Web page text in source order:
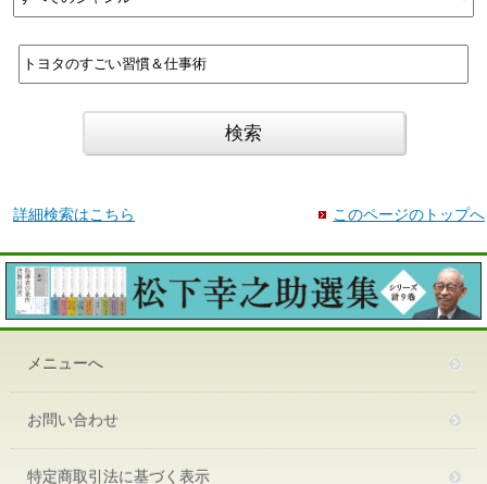
詳細検索はこちら このページのトップへ
メニューへ
お問い合わせ
特定商取引法に基づく表示